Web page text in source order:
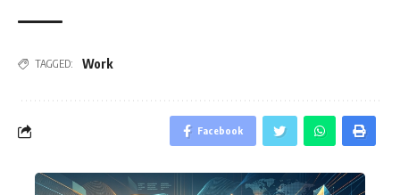
TAGGED: Work
Facebook